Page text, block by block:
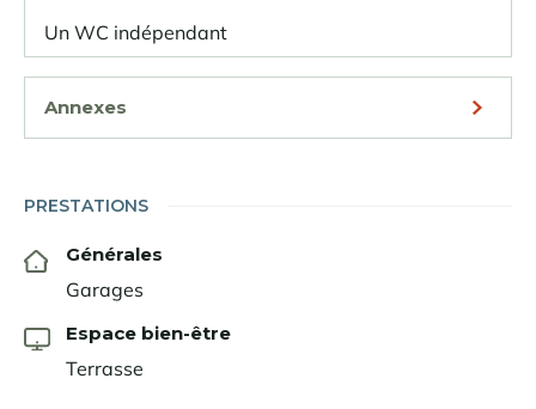
Un WC indépendant
Annexes
PRESTATIONS
Générales
Garages
Espace bien-être
Terrasse